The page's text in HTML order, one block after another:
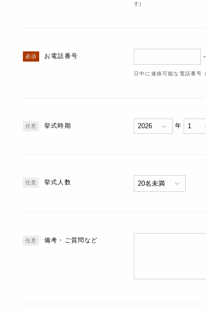
す)
お電話番号 -
日中に連絡可能な電話番号
挙式時期 年
挙式人数
備考・ご質問など